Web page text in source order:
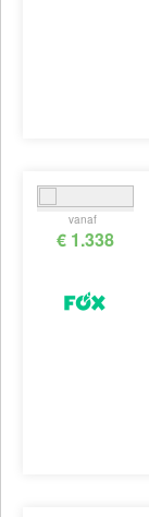
vanaf
€ 1.338